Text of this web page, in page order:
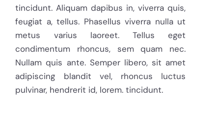
tincidunt. Aliquam dapibus in, viverra quis,
feugiat a, tellus. Phasellus viverra nulla ut
metus varius laoreet. Tellus eget
condimentum rhoncus, sem quam nec.
Nullam quis ante. Semper libero, sit amet
adipiscing blandit vel, rhoncus luctus
pulvinar, hendrerit id, lorem. tincidunt.